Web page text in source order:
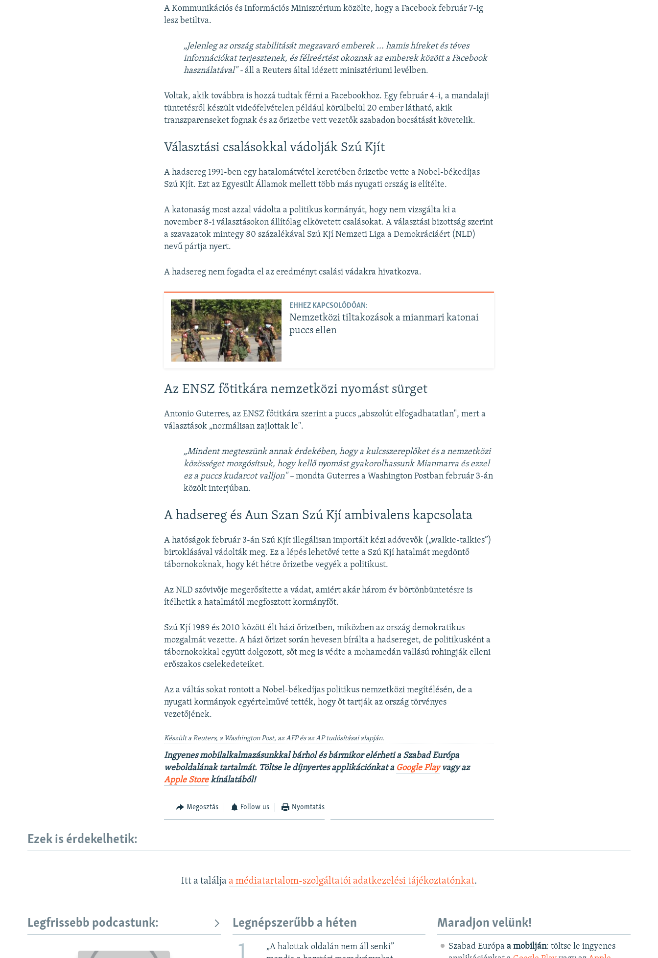
A Kommunikációs és Információs Minisztérium közölte, hogy a Facebook február 7-ig
lesz betiltva.
„Jelenleg az ország stabilitását megzavaró emberek ... hamis híreket és téves
információkat terjesztenek, és félreértést okoznak az emberek között a Facebook
használatával" -áll a Reuters által idézett minisztériumi levélben.
Voltak, akik továbbra is hozzá tudtak férni a Facebookhoz. Egy február 4-i, a mandalaji
tüntetésről készült videófelvételen például körülbelül 20 ember látható, akik
transzparenseket fognak és az őrizetbe vett vezetők szabadon bocsátását követelik.
Választási csalásokkal vádolják Szú Kjít
A hadsereg 1991-ben egy hatalomátvétel keretében őrizetbe vette a Nobel-békedíjas
Szú Kjít. Ezt az Egyesült Államok mellett több más nyugati ország is elítélte.
A katonaság most azzal vádolta a politikus kormányát, hogy nem vizsgálta ki a
november 8-i választásokon állítólag elkövetett csalásokat. A választási bizottság szerint
a szavazatok mintegy 80 százalékával Szú Kjí Nemzeti Liga a Demokráciáért (NLD)
nevű pártja nyert.
A hadsereg nem fogadta el az eredményt csalási vádakra hivatkozva.
EHHEZ KAPCSOLÓDÓAN:
Nemzetközi tiltakozások a mianmari katonai
puccs ellen
Az ENSZ főtitkára nemzetközi nyomást sürget
Antonio Guterres, az ENSZ főtitkára szerint a puccs „abszolút elfogadhatatlan", mert a
választások „normálisan zajlottak le".
„Mindent megteszünk annak érdekében, hogy a kulcsszereplőket és a nemzetközi
közösséget mozgósítsuk, hogy kellő nyomást gyakorolhassunk Mianmarra és ezzel
ez a puccs kudarcot valljon" –mondta Guterres a Washington Postban február 3-án
közölt interjúban.
A hadsereg és Aun Szan Szú Kjí ambivalens kapcsolata
A hatóságok február 3-án Szú Kjít illegálisan importált kézi adóvevők („walkie-talkies”)
birtoklásával vádolták meg. Ez a lépés lehetővé tette a Szú Kjí hatalmát megdöntő
tábornokoknak, hogy két hétre őrizetbe vegyék a politikust.
Az NLD szóvivője megerősítette a vádat, amiért akár három év börtönbüntetésre is
ítélhetik a hatalmától megfosztott kormányfőt.
Szú Kjí 1989 és 2010 között élt házi őrizetben, miközben az ország demokratikus
mozgalmát vezette. A házi őrizet során hevesen bírálta a hadsereget, de politikusként a
tábornokokkal együtt dolgozott, sőt meg is védte a mohamedán vallású rohingják elleni
erőszakos cselekedeteiket.
Az a váltás sokat rontott a Nobel-békedíjas politikus nemzetközi megítélésén, de a
nyugati kormányok egyértelművé tették, hogy őt tartják az ország törvényes
vezetőjének.
Készült a Reuters, a Washington Post, az AFP és az AP tudósításai alapján.
Ingyenes mobilalkalmazásunkkal bárhol és bármikor elérheti a Szabad Európa
weboldalának tartalmát. Töltse le díjnyertes applikációnkat a Google Playvagy az
Apple Storekínálatából!
Megosztás Follow us Nyomtatás
Ezek is érdekelhetik:
Itt a találja a médiatartalom-szolgáltatói adatkezelési tájékoztatónkat.
Legfrissebb podcastunk: Legnépszerűbb a héten
„A halottak oldalán nem áll senki” –
Maradjon velünk!
Szabad Európa a mobilján: töltse le ingyenes